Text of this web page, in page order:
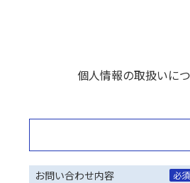
個人情報の取扱いに
お問い合わせ内容
必須